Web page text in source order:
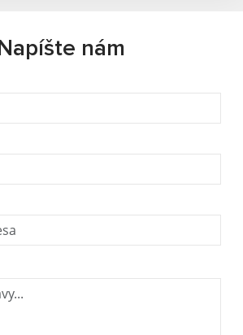
Napíšte nám